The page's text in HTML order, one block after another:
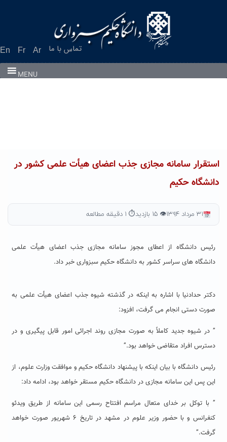
En Fr Ar تماس با ما
MENU
استقرار سامانه مجازی جذب اعضای هیأت علمی کشور در
دانشگاه حکیم
۳۱ مرداد ۱۳۹۴ 👁 ۱۵ بازدید ⏱ ۱ دقیقه مطالعه
رئیس دانشگاه از اعطای مجوز سامانه مجازی جذب اعضای هیأت علمی
دانشگاه های سراسر کشور به دانشگاه حکیم سبزواری خبر داد.
دکتر حدادنیا با اشاره به اینکه در گذشته شیوه جذب اعضای هیأت علمی به
صورت دستی انجام می گرفت، افزود:
” در شیوه جدید کاملاً به صورت مجازی روند اجرائی امور قابل پیگیری و در
دسترس افراد متقاضی خواهد بود.”
رئیس دانشگاه با بیان اینکه با پیشنهاد دانشگاه حکیم و موافقت وزارت علوم، از
این پس این سامانه مجازی در دانشگاه حکیم مستقر خواهد بود، ادامه داد:
” با توکل بر خدای متعال مراسم افتتاح رسمی این سامانه از طریق ویدئو
کنفرانس و با حضور وزیر علوم در مشهد در تاریخ ۶ شهریور صورت خواهد
گرفت.”